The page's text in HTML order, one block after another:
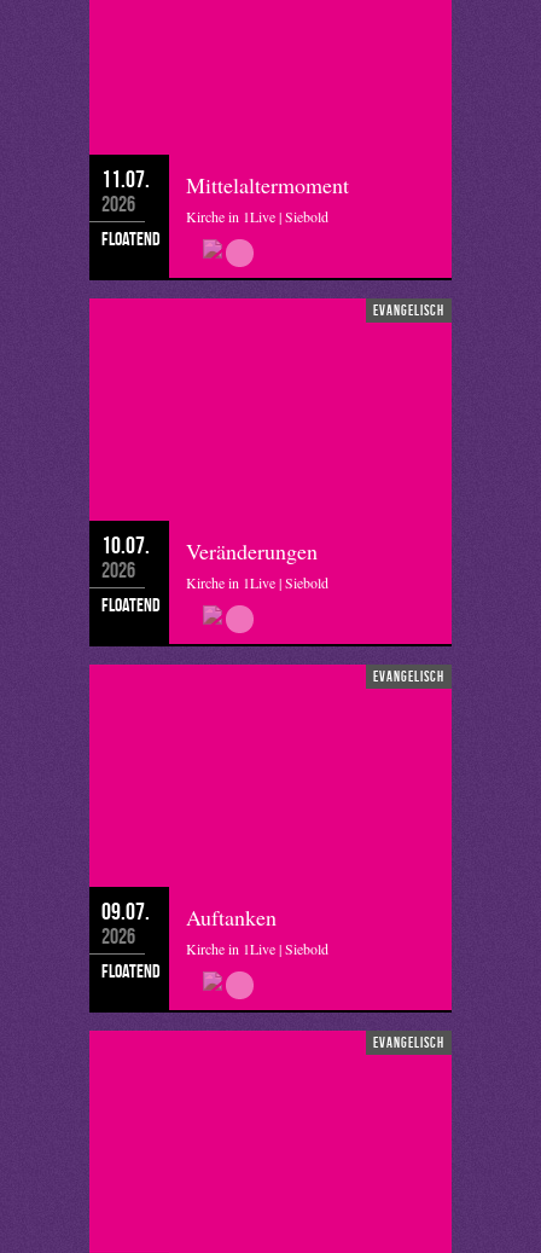
11.07.
2026
floatend
Mittelaltermoment
Kirche in 1Live | Siebold
evangelisch
10.07.
2026
floatend
Veränderungen
Kirche in 1Live | Siebold
evangelisch
09.07.
2026
floatend
Auftanken
Kirche in 1Live | Siebold
evangelisch